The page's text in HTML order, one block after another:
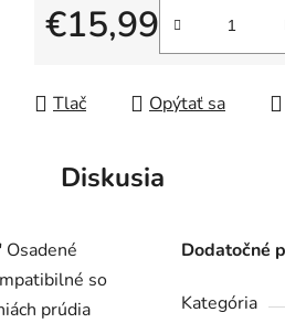
hviezdičiek.
€15,99
Jednotková cena:
Tlač Opýtať sa
Diskusia
so
prúdia
Dodatočné
Kategória